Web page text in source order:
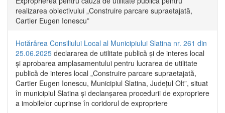
realizarea obiectivului „Construire parcare supraetajată,
Cartier Eugen Ionescu”
Hotărârea Consiliului Local al Municipiului Slatina nr. 261 din
25.06.2025 declararea de utilitate publică și de interes local
și aprobarea amplasamentului pentru lucrarea de utilitate
publică de interes local „Construire parcare supraetajată,
Cartier Eugen Ionescu, Municipiul Slatina, Județul Olt”, situat
în municipiul Slatina și declanșarea procedurii de expropriere
a imobilelor cuprinse în coridorul de expropriere